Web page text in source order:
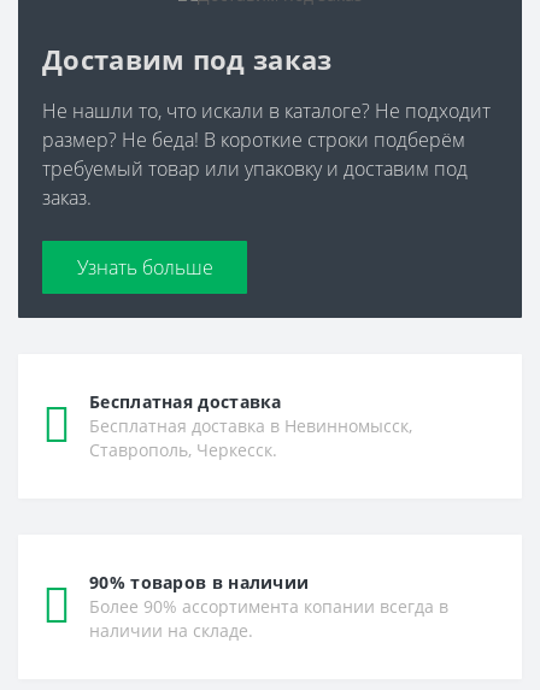
Доставим под заказ
Не нашли то, что искали в каталоге? Не подходит
размер? Не беда! В короткие строки подберём
требуемый товар или упаковку и доставим под
заказ.
Узнать больше
Бесплатная доставка
Бесплатная доставка в Невинномысск,
Ставрополь, Черкесск.
90% товаров в наличии
Более 90% ассортимента копании всегда в
наличии на складе.